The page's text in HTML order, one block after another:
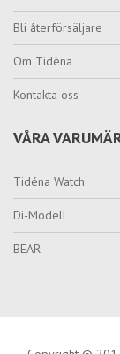
Bli återförsäljare
Om Tidèna
Kontakta oss
VÅRA
Tidéna Watch
Di-Modell
BEAR